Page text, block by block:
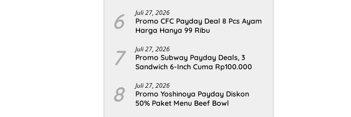
6 Juli 27, 2026
Promo CFC Payday Deal 8 Pcs Ayam
Harga Hanya 99 Ribu
7 Juli 27, 2026
Promo Subway Payday Deals, 3
Sandwich 6-Inch Cuma Rp100.000
8 Juli 27, 2026
Promo Yoshinoya Payday Diskon
50% Paket Menu Beef Bowl